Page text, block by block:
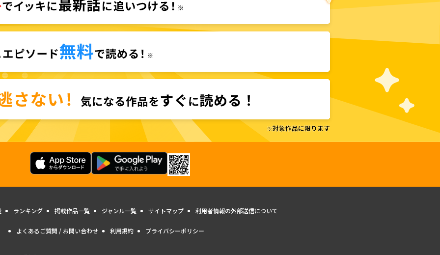
ランキング 掲載作品一覧 ジャンル一覧 サイトマップ 利用者情報の外部送信について
よくあるご質問 / お問い合わせ 利用規約 プライバシーポリシー